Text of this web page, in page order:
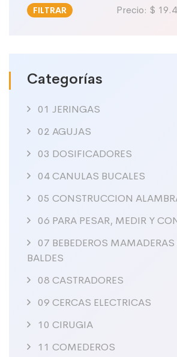
Precio
Precio
FILTRAR Precio: $
Categorías
01 JERINGAS
02 AGUJAS
03 DOSIFICADORES
04 CANULAS BUCALES
05 CONSTRUCCION
06 PARA PESAR, MEDIR Y
07 BEBEDEROS MAMADERAS
BALDES
08 CASTRADORES
09 CERCAS ELECTRICAS
10 CIRUGIA
11 COMEDEROS